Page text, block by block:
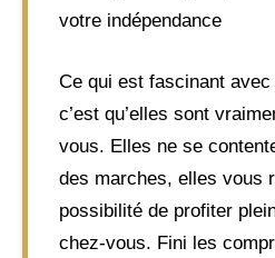
votre indépendance
Ce qui est fascinant
c’est qu’elles sont
vous. Elles ne se
des marches, elles vous
possibilité de profiter
chez-vous. Fini les